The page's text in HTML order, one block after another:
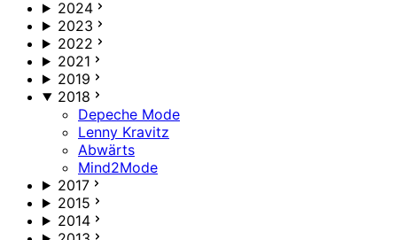
2024
2023
2022
2021
2019
2018
Depeche Mode
Lenny Kravitz
Abwärts
Mind2Mode
2017
2015
2014